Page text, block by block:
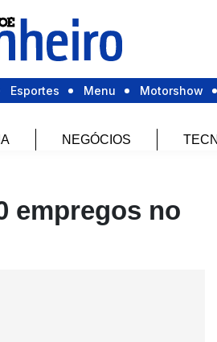
Esportes Menu Motorshow
NEGÓCIOS
empregos no